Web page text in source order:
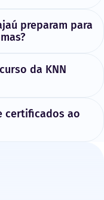
preparam para
da KNN
certificados ao